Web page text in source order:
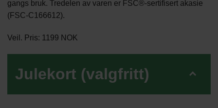
gangs bruk. Tredelen av varen er FSC®-sertifisert akasie
(FSC-C166612).
Veil. Pris: 1199 NOK
Julekort (valgfritt)